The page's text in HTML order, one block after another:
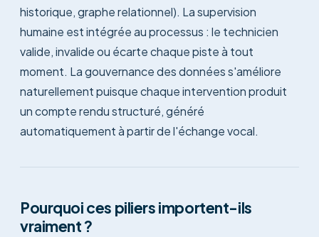
historique, graphe relationnel). La supervision
humaine est intégrée au processus : le technicien
valide, invalide ou écarte chaque piste à tout
moment. La gouvernance des données s'améliore
naturellement puisque chaque intervention produit
un compte rendu structuré, généré
automatiquement à partir de l'échange vocal.
Pourquoi ces piliers importent-ils
vraiment ?